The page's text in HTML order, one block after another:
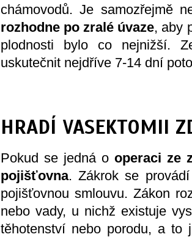
chámovodů. Je samozřejmě
rozhodne po zralé úvaze, aby
plodnosti bylo co nejnižší.
uskutečnit nejdříve 7-14 dní
HRADÍ VASEKTOMII
Pokud se jedná o operaci ze
pojišťovna. Zákrok se
pojišťovnou smlouvu. Zákon
nebo vady, u nichž existuje
těhotenství nebo porodu, a to